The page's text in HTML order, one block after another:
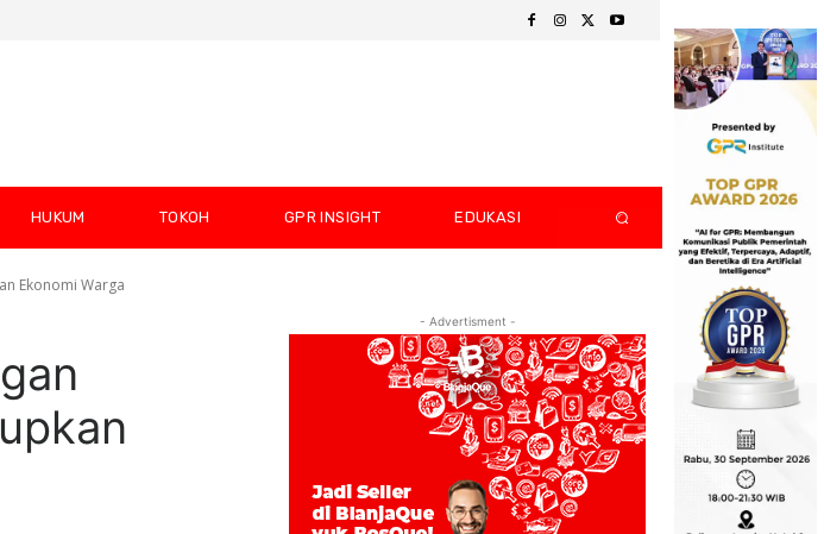
HUKUM TOKOH GPR INSIGHT EDUKASI
Ekonomi Warga
- Advertisment -